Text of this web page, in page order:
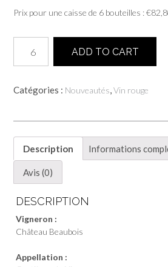
Prix pour une caisse de 6 bouteilles :€
Elégance
-
de
Beaubois
ADD TO CART
Catégories : Nouveautés,Vin rouge
Description Informations
Avis (0)
DESCRIPTION
Vigneron :
Château Beaubois
Appellation :